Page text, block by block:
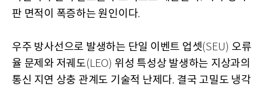
판 면적이 폭증하는 원인이다.
우주 방사선으로 발생하는 단일 이벤트 업셋(SEU) 오류
율 문제와 저궤도(LEO) 위성 특성상 발생하는 지상과의
통신 지연 상충 관계도 기술적 난제다. 결국 고밀도 냉각